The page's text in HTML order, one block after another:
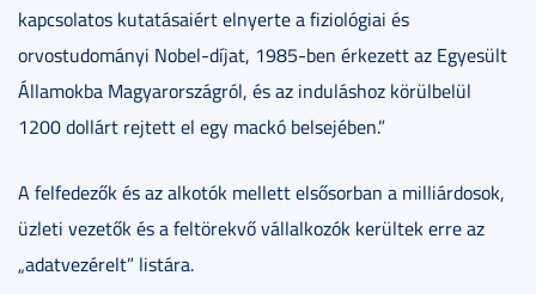
kapcsolatos kutatásaiért elnyerte a fiziológiai és
orvostudományi Nobel-díjat, 1985-ben érkezett az Egyesült
Államokba Magyarországról, és az induláshoz körülbelül
1200 dollárt rejtett el egy mackó belsejében.”
A felfedezők és az alkotók mellett elsősorban a milliárdosok,
üzleti vezetők és a feltörekvő vállalkozók kerültek erre az
„adatvezérelt” listára.